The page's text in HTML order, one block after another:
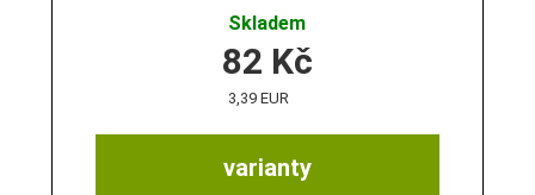
Skladem
varianty
82 Kč
3,39 EUR